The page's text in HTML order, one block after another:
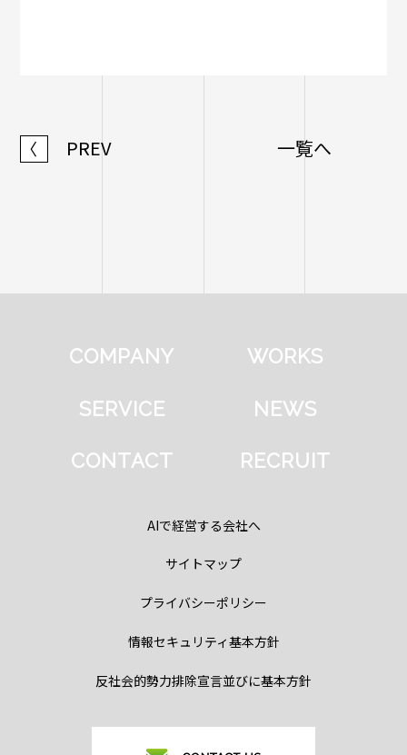
〈 PREV 一覧へ
COMPANY WORKS
SERVICE NEWS
CONTACT RECRUIT
AIで経営する会社へ
サイトマップ
プライバシーポリシー
情報セキュリティ基本方針
反社会的勢力排除宣言並びに基本方針